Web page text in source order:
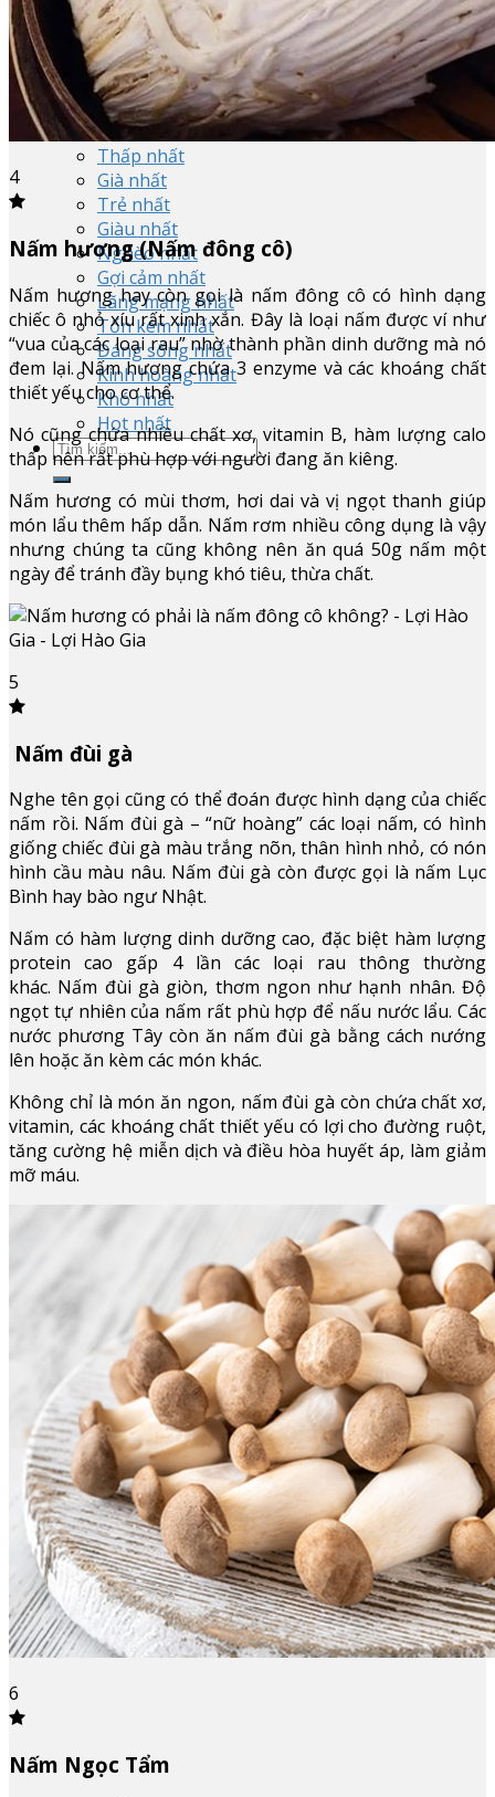
Rẻ nhất
Dài nhất
Ngắn nhất
Nhiều nhất
Ít nhất
Cao nhất
Thấp nhất
Già nhất
Trẻ nhất
Giàu nhất
Nghèo nhất
Gợi cảm nhất
Lãng mạng nhất
Tốn kém nhất
Đáng sống nhất
Kinh hoàng nhất
Khó nhất
Hot nhất
4
Nấm hương (Nấm đông cô)
Nấm hương hay còn gọi là nấm đông cô có hình dạng
chiếc ô nhỏ xíu rất xinh xắn. Đây là loại nấm được ví như
“vua của các loại rau” nhờ thành phần dinh dưỡng mà nó
đem lại. Nấm hương chứa 3 enzyme và các khoáng chất
thiết yếu cho cơ thể.
Nó cũng chứa nhiều chất xơ, vitamin B, hàm lượng calo
thấp nên rất phù hợp với người đang ăn kiêng.
Nấm hương có mùi thơm, hơi dai và vị ngọt thanh giúp
món lẩu thêm hấp dẫn. Nấm rơm nhiều công dụng là vậy
nhưng chúng ta cũng không nên ăn quá 50g nấm một
ngày để tránh đầy bụng khó tiêu, thừa chất.
5
Nấm đùi gà
Nghe tên gọi cũng có thể đoán được hình dạng của chiếc
nấm rồi. Nấm đùi gà – “nữ hoàng” các loại nấm, có hình
giống chiếc đùi gà màu trắng nõn, thân hình nhỏ, có nón
hình cầu màu nâu. Nấm đùi gà còn được gọi là nấm Lục
Bình hay bào ngư Nhật.
Nấm có hàm lượng dinh dưỡng cao, đặc biệt hàm lượng
protein cao gấp 4 lần các loại rau thông thường
khác. Nấm đùi gà giòn, thơm ngon như hạnh nhân. Độ
ngọt tự nhiên của nấm rất phù hợp để nấu nước lẩu. Các
nước phương Tây còn ăn nấm đùi gà bằng cách nướng
lên hoặc ăn kèm các món khác.
Không chỉ là món ăn ngon, nấm đùi gà còn chứa chất xơ,
vitamin, các khoáng chất thiết yếu có lợi cho đường ruột,
tăng cường hệ miễn dịch và điều hòa huyết áp, làm giảm
mỡ máu.
6
Nấm Ngọc Tẩm